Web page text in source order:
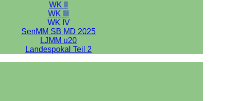
WK II
WK III
WK IV
SenMM SB MD 2025
LJMM u20
Landespokal Teil 2